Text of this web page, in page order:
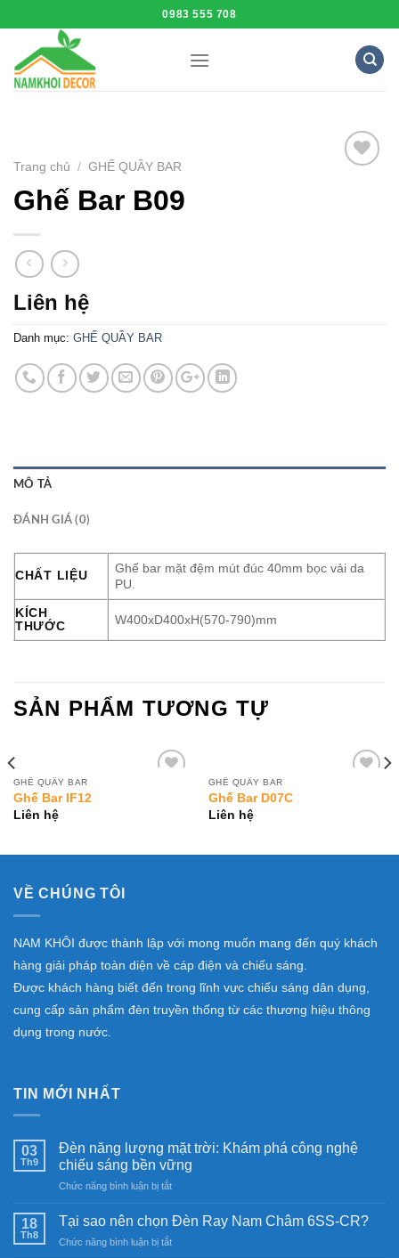
to
content
0983 555 708
Trang chủ / GHẾ QUẦY BAR
Ghế Bar B09
Liên hệ
Danh mục: GHẾ QUẦY BAR
MÔ TẢ
ĐÁNH GIÁ (0)
CHẤT LIỆU
Ghế bar mặt đệm mút đúc 40mm bọc vải da
PU.
KÍCH
THƯỚC
W400xD400xH(570-790)mm
SẢN PHẨM TƯƠNG TỰ
GHẾ QUẦY BAR
Ghế Bar IF12
Liên hệ
GHẾ QUẦY BAR
Ghế Bar D07C
Liên hệ
VỀ CHÚNG TÔI
NAM KHÔI được thành lập với mong muốn mang đến quý khách
hàng giải pháp toàn diện về cáp điện và chiếu sáng.
Được khách hàng biết đến trong lĩnh vực chiếu sáng dân dụng,
cung cấp sản phẩm đèn truyền thống từ các thương hiệu thông
dụng trong nước.
TIN MỚI NHẤT
03
Th9
Đèn năng lượng mặt trời: Khám phá công nghệ
chiếu sáng bền vững
Chức năng bình luận bị tắtở
năng
mặt
18
Th8
Tại sao nên chọn Đèn Ray Nam Châm 6SS-CR?
Chức năng bình luận bị tắtở